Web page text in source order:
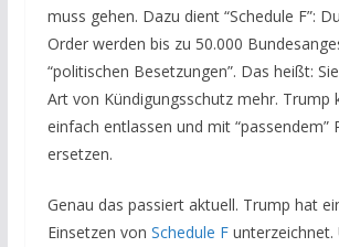
muss gehen. Dazu dient “Schedule F”:
Order werden bis zu 50.000
“politischen Besetzungen”. Das heißt:
Art von Kündigungsschutz mehr. Trump
einfach entlassen und mit “passendem”
ersetzen.
Genau das passiert aktuell. Trump hat
Einsetzen von Schedule Funterzeichnet.